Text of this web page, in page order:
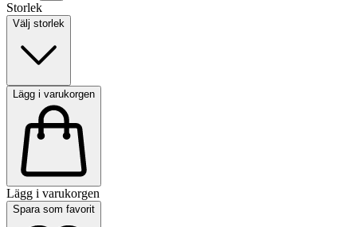
Storlek
Välj storlek
Lägg i varukorgen
Lägg i varukorgen
Spara som favorit